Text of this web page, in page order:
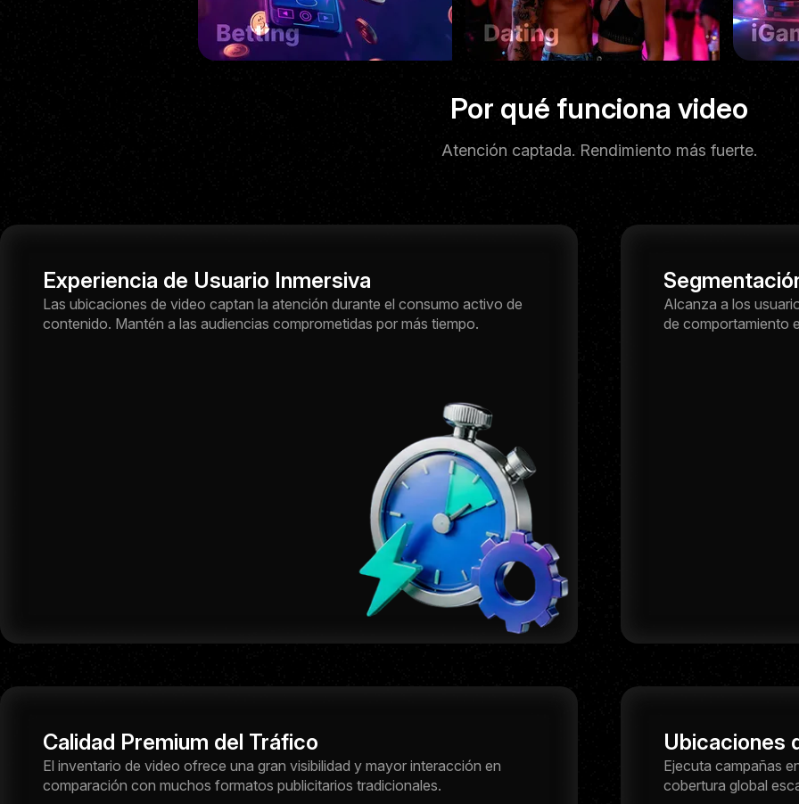
Por qué funciona video
Atención captada. Rendimiento más fuerte.
Experiencia de Usuario Inmersiva
Las ubicaciones de video captan la atención durante el consumo activo de
contenido. Mantén a las audiencias comprometidas por más tiempo.
Alcanza a los
de comportamiento
Calidad Premium del Tráfico
El inventario de video ofrece una gran visibilidad y mayor interacción en
comparación con muchos formatos publicitarios tradicionales.
Ubicaciones
Ejecuta campañas
cobertura global